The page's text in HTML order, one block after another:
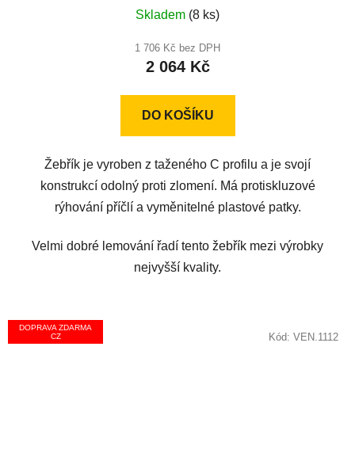
hodnocení
produktu
je
z
Skladem (8 ks)
1 706 Kč bez DPH
2 064 Kč
DO KOŠÍKU
Žebřík je vyroben z taženého C profilu a je svojí
konstrukcí odolný proti zlomení. Má protiskluzové
rýhování příčlí a vyměnitelné plastové patky.
Velmi dobré lemování řadí tento žebřík mezi výrobky
nejvyšší kvality.
DOPRAVA ZDARMA
CZ
Kód: VEN.1112